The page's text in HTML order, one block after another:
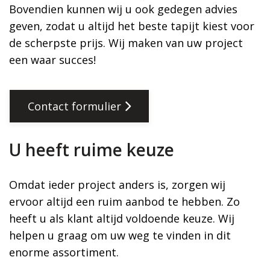
Bovendien kunnen wij u ook gedegen advies
geven, zodat u altijd het beste tapijt kiest voor
de scherpste prijs. Wij maken van uw project
een waar succes!
Contact formulier
U heeft ruime keuze
Omdat ieder project anders is, zorgen wij
ervoor altijd een ruim aanbod te hebben. Zo
heeft u als klant altijd voldoende keuze. Wij
helpen u graag om uw weg te vinden in dit
enorme assortiment.